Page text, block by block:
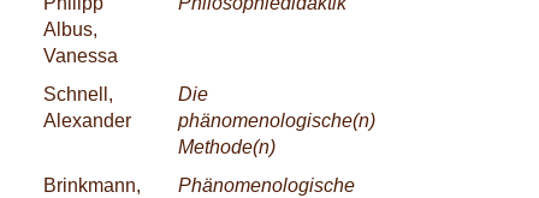
Albus,
Vanessa
Schnell,
Alexander
Die
phänomenologische(n)
Methode(n)
Brinkmann,
Phänomenologische